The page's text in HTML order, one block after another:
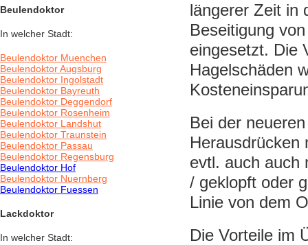
Beulendoktor
In welcher Stadt:
Beulendoktor Muenchen
Beulendoktor Augsburg
Beulendoktor Ingolstadt
Beulendoktor Bayreuth
Beulendoktor Deggendorf
Beulendoktor Rosenheim
Beulendoktor Landshut
Beulendoktor Traunstein
Beulendoktor Passau
Beulendoktor Regensburg
Beulendoktor Hof
Beulendoktor Nuernberg
Beulendoktor Fuessen
Lackdoktor
In welcher Stadt:
längerer Zeit in
Beseitigung
eingesetzt. Die
Hagelschäden
Bei der
Herausdrücken
evtl. auch auch
/ geklopft oder
Linie von dem
Die Vorteile im